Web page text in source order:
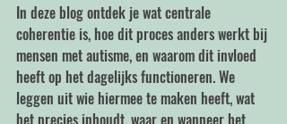
In deze blog ontdek je wat centrale
coherentie is, hoe dit proces anders werkt bij
mensen met autisme, en waarom dit invloed
heeft op het dagelijks functioneren. We
leggen uit wie hiermee te maken heeft, wat
het precies inhoudt, waar en wanneer het